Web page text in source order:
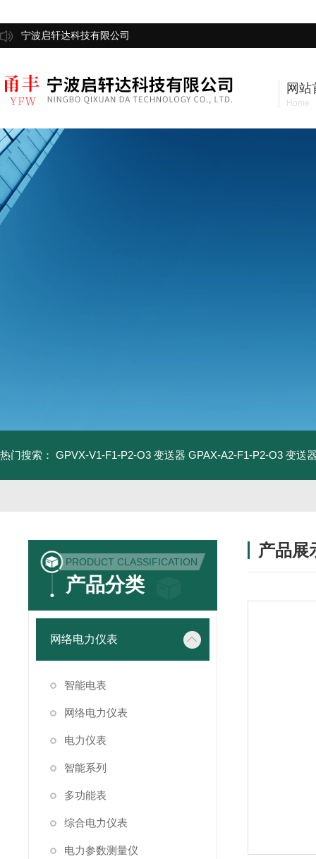
宁波启轩达科技有限公司
网站
Home
热门搜索： GPVX-V1-F1-P2-O3 变送器 GPAX-A2-F1-P2-O3 变送
PRODUCT CLASSIFICATION
产品分类
网络电力仪表
智能电表
网络电力仪表
电力仪表
智能系列
多功能表
综合电力仪表
电力参数测量仪
产品展